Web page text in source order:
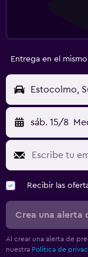
Entrega en el
Estocolmo,
sáb. 15/8
Recibir las
Crea una alerta
Al crear una alerta de
nuestra Política de